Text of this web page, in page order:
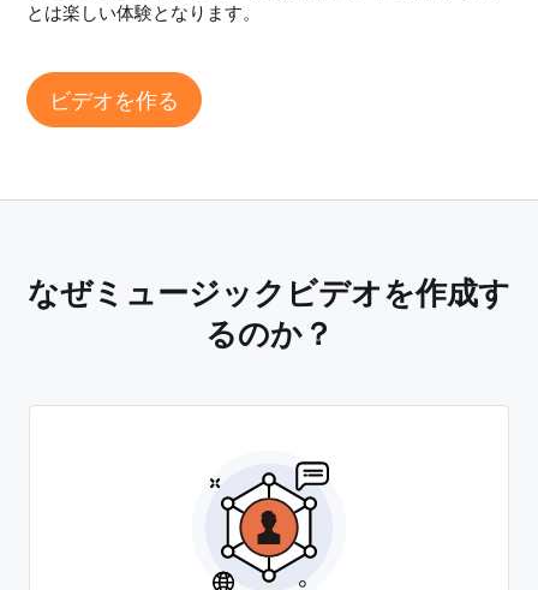
とは楽しい体験となります。
ビデオを作る
なぜミュージックビデオを作成す
るのか？